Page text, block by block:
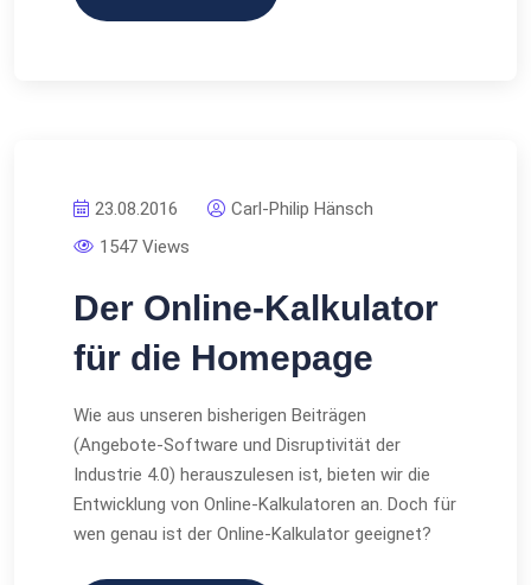
23.08.2016
Carl-Philip Hänsch
1547 Views
Der Online-Kalkulator
für die Homepage
Wie aus unseren bisherigen Beiträgen
(Angebote-Software und Disruptivität der
Industrie 4.0) herauszulesen ist, bieten wir die
Entwicklung von Online-Kalkulatoren an. Doch für
wen genau ist der Online-Kalkulator geeignet?